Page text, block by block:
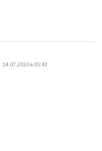
14.07.2020 в 05:43